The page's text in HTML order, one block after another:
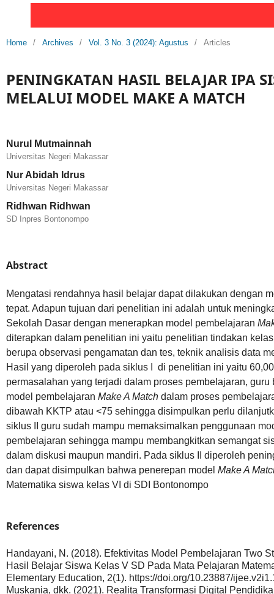
Home / Archives / Vol. 3 No. 3 (2024): Agustus / Articles
PENINGKATAN HASIL BELAJAR IPA
MELALUI MODEL MAKE A MATCH
Nurul Mutmainnah
Universitas Negeri Makassar
Nur Abidah Idrus
Universitas Negeri Makassar
Ridhwan Ridhwan
SD Inpres Bontonompo
Abstract
Mengatasi rendahnya hasil belajar dapat dilakukan dengan
tepat. Adapun tujuan dari penelitian ini adalah untuk
Sekolah Dasar dengan menerapkan model pembelajaran
diterapkan dalam penelitian ini yaitu penelitian tindakan
berupa observasi pengamatan dan tes, teknik analisis data
Hasil yang diperoleh pada siklus I di penelitian ini yaitu
permasalahan yang terjadi dalam proses pembelajaran,
model pembelajaran Make A Match dalam proses
dibawah KKTP atau <75 sehingga disimpulkan perlu
siklus II guru sudah mampu memaksimalkan penggunaan
pembelajaran sehingga mampu membangkitkan semangat
dalam diskusi maupun mandiri. Pada siklus II diperoleh
dan dapat disimpulkan bahwa penerepan model Make A
Matematika siswa kelas VI di SDI Bontonompo
References
Handayani, N. (2018). Efektivitas Model Pembelajaran Two
Hasil Belajar Siswa Kelas V SD Pada Mata Pelajaran
Elementary Education, 2(1). https://doi.org/10.23887/
Muskania, dkk. (2021). Realita Transformasi Digital